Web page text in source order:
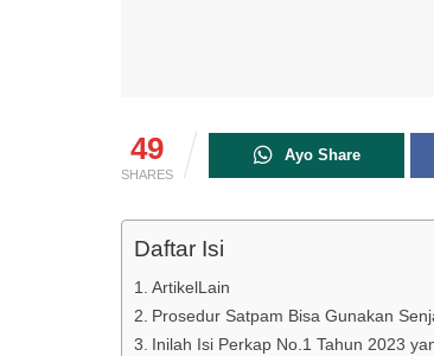
49
SHARES
Ayo Share
Daftar Isi
ArtikelLain
Prosedur Satpam Bisa Gunakan
Inilah Isi Perkap No.1 Tahun 2023